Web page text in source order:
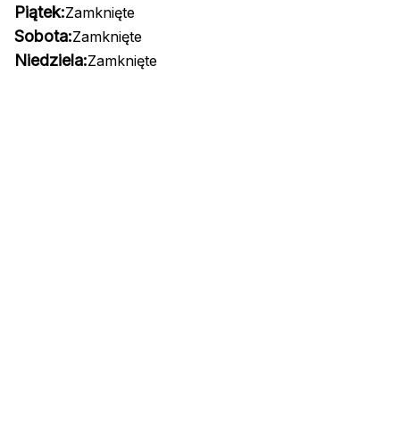
Piątek:Zamknięte
Sobota:Zamknięte
Niedziela:Zamknięte